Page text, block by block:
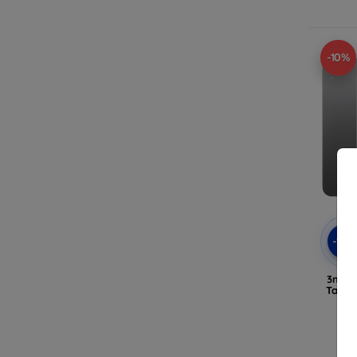
-10%
-10%
3mk